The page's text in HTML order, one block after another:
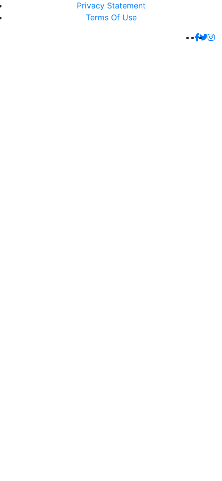
Privacy Statement
Terms Of Use